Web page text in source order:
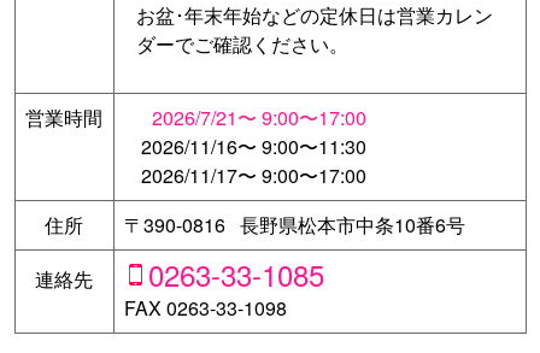
お盆･年末年始などの定休日は営業カレン
ダーでご確認ください。
営業時間 2026/7/21〜 9:00〜17:00
2026/11/16〜 9:00〜11:30
2026/11/17〜 9:00〜17:00
住所
〒390-0816 長野県松本市中条10番6号
連絡先
0263-33-1085
FAX 0263-33-1098